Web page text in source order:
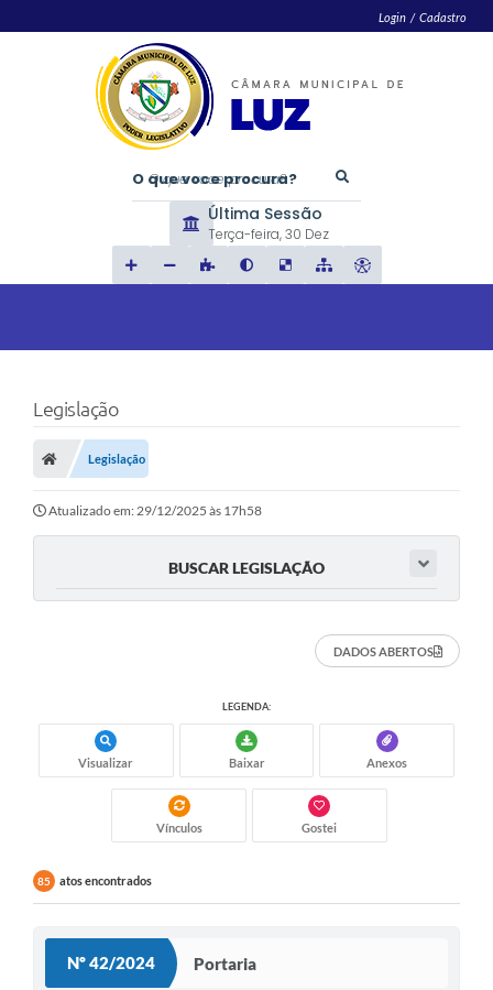
Login / Cadastro
O que voce procura?
Última Sessão
Terça-feira 30 Dez
Legislação
Legislação
Atualizado em: 29/12/2025 às 17h58
BUSCAR LEGISLAÇÃO
DADOS ABERTOS
LEGENDA:
Visualizar Baixar Anexos
Vínculos Gostei
85 atos encontrados
Nº 42/2024 Portaria